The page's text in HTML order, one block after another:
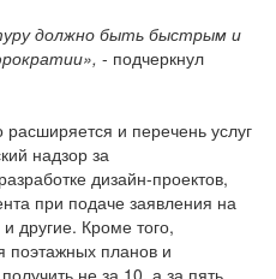
должно быть быстрым и
- подчеркнул
и перечень услуг
надзор за
дизайн-проектов,
при подаче заявления на
другие. Кроме того,
поэтажных планов и